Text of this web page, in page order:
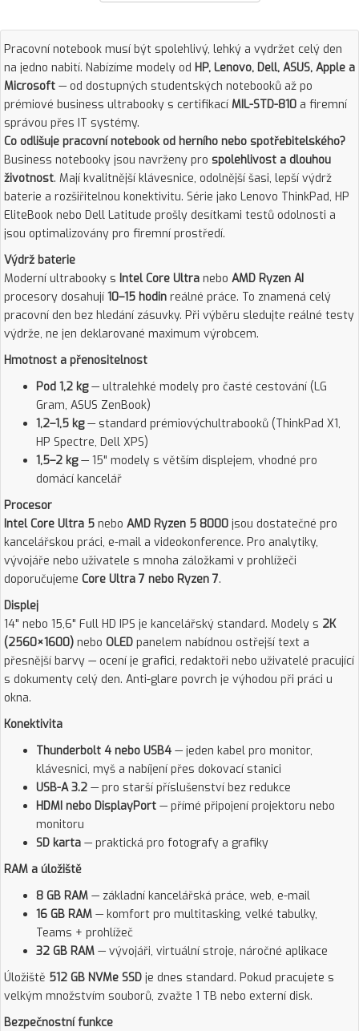
Pracovní notebook musí být spolehlivý, lehký a vydržet celý den
na jedno nabití. Nabízíme modely od HP, Lenovo, Dell, ASUS, Apple a
Microsoft — od dostupných studentských notebooků až po
prémiové business ultrabooky s certifikací MIL-STD-810 a firemní
správou přes IT systémy.
Co odlišuje pracovní notebook od herního nebo spotřebitelského?
Business notebooky jsou navrženy pro spolehlivost a dlouhou
životnost. Mají kvalitnější klávesnice, odolnější šasi, lepší výdrž
baterie a rozšiřitelnou konektivitu. Série jako Lenovo ThinkPad, HP
EliteBook nebo Dell Latitude prošly desítkami testů odolnosti a
jsou optimalizovány pro firemní prostředí.
Výdrž baterie
Moderní ultrabooky s Intel Core Ultra nebo AMD Ryzen AI
procesory dosahují 10–15 hodin reálné práce. To znamená celý
pracovní den bez hledání zásuvky. Při výběru sledujte reálné testy
výdrže, ne jen deklarované maximum výrobcem.
Hmotnost a přenositelnost
Pod 1,2 kg— ultralehké modely pro časté cestování (LG
Gram, ASUS ZenBook)
1,2–1,5 kg— standard prémiovýchultrabooků (ThinkPad X1,
HP Spectre, Dell XPS)
1,5–2 kg— 15" modely s větším displejem, vhodné pro
domácí kancelář
Procesor
Intel Core Ultra 5 nebo AMD Ryzen 5 8000 jsou dostatečné pro
kancelářskou práci, e-mail a videokonference. Pro analytiky,
vývojáře nebo uživatele s mnoha záložkami v prohlížeči
doporučujeme Core Ultra 7 nebo Ryzen 7.
Displej
14" nebo 15,6" Full HD IPS je kancelářský standard. Modely s 2K
(2560×1600) nebo OLED panelem nabídnou ostřejší text a
přesnější barvy — ocení je grafici, redaktoři nebo uživatelé pracující
s dokumenty celý den. Anti-glare povrch je výhodou při práci u
okna.
Konektivita
Thunderbolt 4 nebo USB4 — jeden kabel pro monitor,
klávesnici, myš a nabíjení přes dokovací stanici
USB-A 3.2 — pro starší příslušenství bez redukce
HDMI nebo DisplayPort — přímé připojení projektoru nebo
monitoru
SD karta — praktická pro fotografy a grafiky
RAM a úložiště
8 GB RAM — základní kancelářská práce, web, e-mail
16 GB RAM — komfort pro multitasking, velké tabulky,
Teams + prohlížeč
32 GB RAM — vývojáři, virtuální stroje, náročné aplikace
Úložiště 512 GB NVMe SSD je dnes standard. Pokud pracujete s
velkým množstvím souborů, zvažte 1 TB nebo externí disk.
Bezpečnostní funkce